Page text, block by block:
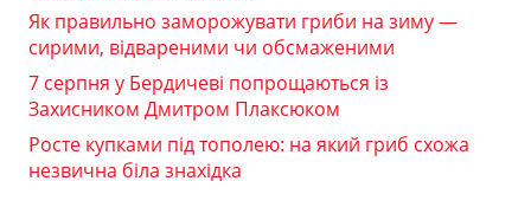
Як правильно заморожувати гриби на зиму —
сирими, відвареними чи обсмаженими
7 серпня у Бердичеві попрощаються із
Захисником Дмитром Плаксюком
Росте купками під тополею: на який гриб схожа
незвична біла знахідка